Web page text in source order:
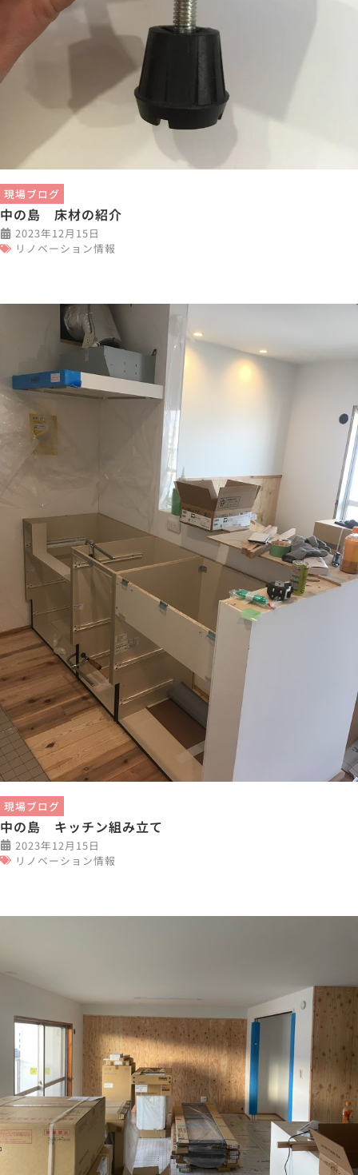
現場ブログ
中の島 床材の紹介
2023年12月15日
リノベーション情報
現場ブログ
中の島 キッチン組み立て
2023年12月15日
リノベーション情報